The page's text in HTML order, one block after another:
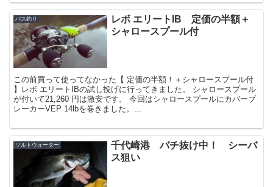
バス釣り
レボ エリートIB 定価の半額＋
シャロースプール付
この前買って使ってなかった【 定価の半額！＋シャロースプール付
】レボ エリートIBの試し投げに行ってきました。 シャロースプール
が付いて21,260 円は激安です。 今回はシャロースプールにカバーブ
レーカーVEP 14lbを巻きました。...
ソルトウォーター
千代崎港 バチ抜け中！ シーバ
ス狙い